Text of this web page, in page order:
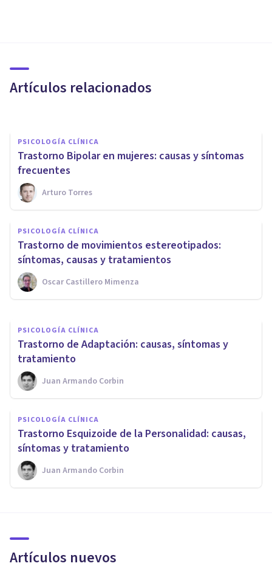
Artículos relacionados
síntomas
PSICOLOGÍA CLÍNICA
Trastorno Bipolar en mujeres: causas y síntomas
frecuentes
Arturo Torres
PSICOLOGÍA CLÍNICA
Trastorno de movimientos estereotipados:
síntomas, causas y tratamientos
Oscar Castillero Mimenza
PSICOLOGÍA CLÍNICA
Trastorno de
despersonalización: síntomas,
causas y tratamiento
Oscar Castillero Mimenza
PSICOLOGÍA CLÍNICA
​Trastorno de Adaptación: causas, síntomas y
tratamiento
Juan Armando Corbin
PSICOLOGÍA CLÍNICA
​Trastorno Esquizoide de la Personalidad: causas,
síntomas y tratamiento
Juan Armando Corbin
Artículos nuevos